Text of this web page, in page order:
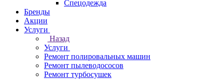
Спецодежда
Бренды
Акции
Услуги
Назад
Услуги
Ремонт полировальных машин
Ремонт пылеводососов
Ремонт турбосушек